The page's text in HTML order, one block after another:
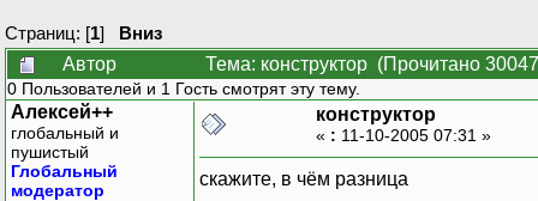
Страниц: [1] Вниз
Автор
Тема: конструктор (Прочитано
0 Пользователей и 1 Гость смотрят эту тему.
Алексей++
глобальный и
пушистый
Глобальный
модератор
конструктор
« : 11-10-2005 07:31 »
скажите, в чём разница